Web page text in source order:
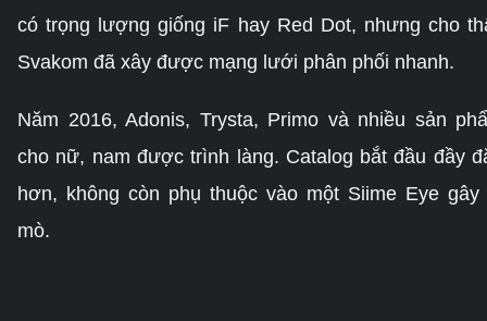
có trọng lượng giống iF hay Red Dot, nhưng cho
Svakom đã xây được mạng lưới phân phối nhanh.
Năm 2016, Adonis, Trysta, Primo và nhiều sản
cho nữ, nam được trình làng. Catalog bắt đầu đầy
hơn, không còn phụ thuộc vào một Siime Eye gây
mò.